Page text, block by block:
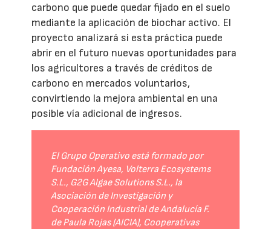
carbono que puede quedar fijado en el suelo
mediante la aplicación de biochar activo. El
proyecto analizará si esta práctica puede
abrir en el futuro nuevas oportunidades para
los agricultores a través de créditos de
carbono en mercados voluntarios,
convirtiendo la mejora ambiental en una
posible vía adicional de ingresos.
El Grupo Operativo está formado por
Fundación Ayesa, Volterra Ecosystems
S.L., G2G Algae Solutions S.L., la
Asociación de Investigación y
Cooperación Industrial de Andalucía F.
de Paula Rojas (AICIA), Cooperativas